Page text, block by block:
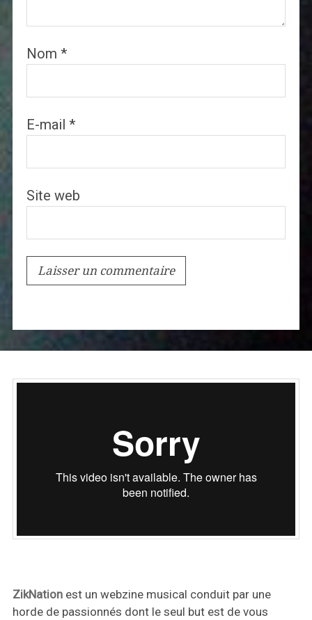
Nom *
E-mail *
Site web
ZikNationest un webzine musical conduit par une
horde de passionnés dont le seul but est de vous